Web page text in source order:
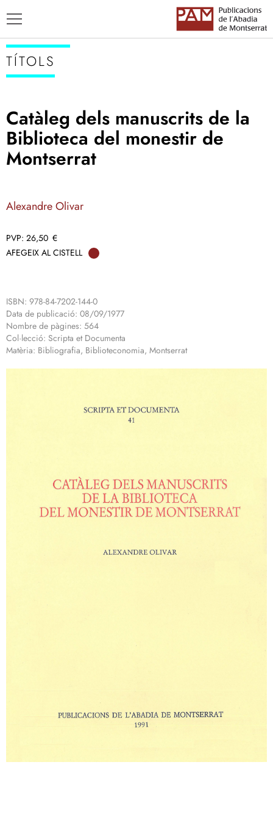
TÍTOLS
AUTORS
ENSENYAMENT CATALÀ
TÍTOLS
Catàleg dels manuscrits de la
Biblioteca del monestir de
Montserrat
Alexandre Olivar
26,50 €
AFEGEIX AL CISTELL
ISBN: 978-84-7202-144-0
Data de publicació: 08/09/1977
Nombre de pàgines: 564
Col·lecció: Scripta et Documenta
Matèria: Bibliografia, Biblioteconomia, Montserrat